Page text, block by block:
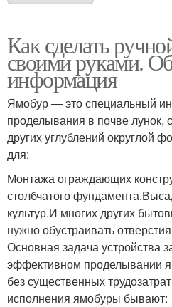
Как сделать
своими руками.
информация
Ямобур — это специальный
проделывания в почве лунок,
других углублений округлой
для:
Монтажа ограждающих
столбчатого
культур.И многих других
нужно обустраивать
Основная задача устройства
эффективном проделывании
без существенных
исполнения ямобуры бывают: